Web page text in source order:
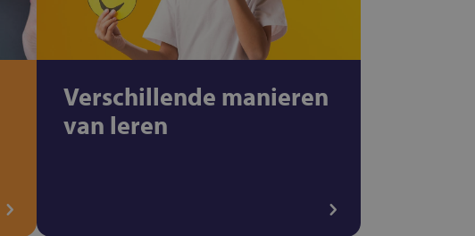
Verschillende manieren
van leren